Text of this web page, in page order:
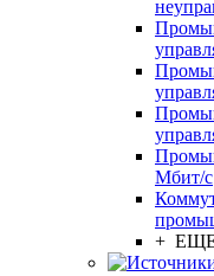
Мбит/с
+